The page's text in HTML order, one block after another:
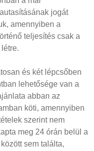
jogát
amennyiben a
teljesítés csak a
és két lépcsőben
lehetősége van a
abban az
köti, amennyiben
szerint nem
meg 24 órán belül a
sem találta,